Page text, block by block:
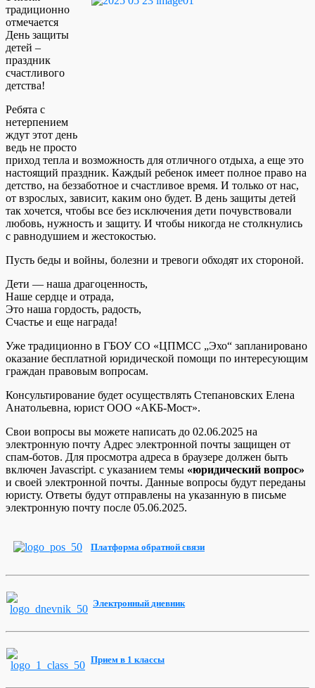
традиционно
отмечается
День защиты
детей –
праздник
счастливого
детства!
Ребята с
нетерпением
ждут этот день
ведь не просто
приход тепла и возможность для отличного отдыха, а еще это
настоящий праздник. Каждый ребенок имеет полное право на
детство, на беззаботное и счастливое время. И только от нас,
от взрослых, зависит, каким оно будет. В день защиты детей
так хочется, чтобы все без исключения дети почувствовали
любовь, нужность и защиту. И чтобы никогда не столкнулись
с равнодушием и жестокостью.
Пусть беды и войны, болезни и тревоги обходят их стороной.
Дети — наша драгоценность,
Наше сердце и отрада,
Это наша гордость, радость,
Счастье и еще награда!
Уже традиционно в ГБОУ СО «ЦПМСС „Эхо“ запланировано
оказание бесплатной юридической помощи по интересующим
граждан правовым вопросам.
Консультирование будет осуществлять Степановских Елена
Анатольевна, юрист ООО «АКБ-Мост».
Свои вопросы вы можете написать до 02.06.2025 на
электронную почту Адрес электронной почты защищен от
спам-ботов. Для просмотра адреса в браузере должен быть
включен Javascript. с указанием темы «юридический вопрос»
и своей электронной почты. Данные вопросы будут переданы
юристу. Ответы будут отправлены на указанную в письме
электронную почту после 05.06.2025.
Платформа обратной связи
Электронный дневник
Прием в 1 классы